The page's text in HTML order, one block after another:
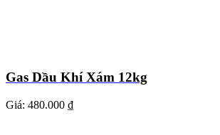
Gas Dầu Khí Xám 12kg
Giá: 480.000 ₫